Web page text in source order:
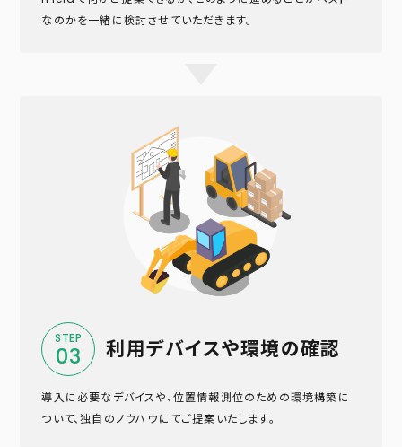
なのかを一緒に検討させていただきます。
STEP
03 利用デバイスや環境の確認
導入に必要なデバイスや、位置情報測位のための環境構築に
ついて、独自のノウハウにてご提案いたします。